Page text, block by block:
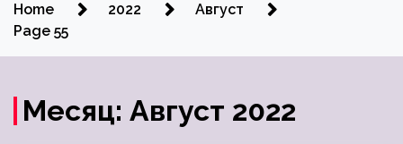
Home 2022
Август
Page 55
Месяц: Август 2022